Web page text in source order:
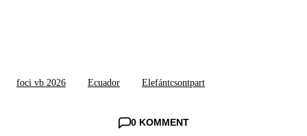
foci vb 2026 Ecuador Elefántcsontpart
0 KOMMENT